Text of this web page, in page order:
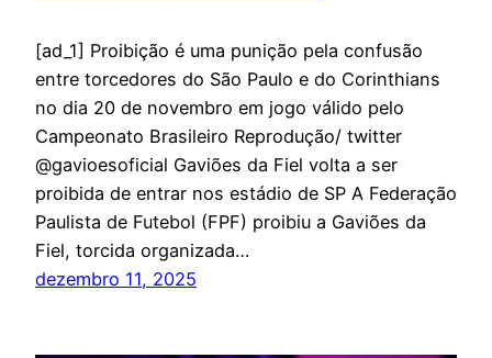
[ad_1] Proibição é uma punição pela confusão
entre torcedores do São Paulo e do Corinthians
no dia 20 de novembro em jogo válido pelo
Campeonato Brasileiro Reprodução/ twitter
@gavioesoficial Gaviões da Fiel volta a ser
proibida de entrar nos estádio de SP A Federação
Paulista de Futebol (FPF) proibiu a Gaviões da
Fiel, torcida organizada…
dezembro 11, 2025